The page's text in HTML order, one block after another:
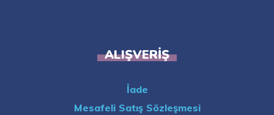
ALIŞVERIŞ
İade
Mesafeli Satış Sözleşmesi